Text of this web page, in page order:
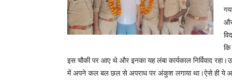
इस चौकी पर आए थे और इनका यह लंबा कार्यकाल निर्विवाद
में अपने कल बल छल से अपराध पर अंकुश लगाया था।ऐसे ही ये आगे